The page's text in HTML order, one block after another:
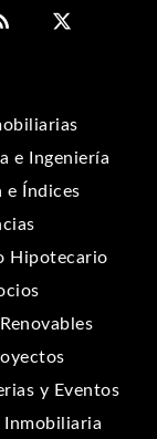
e Ingeniería
e Índices
Hipotecario
y Eventos
Inmobiliaria